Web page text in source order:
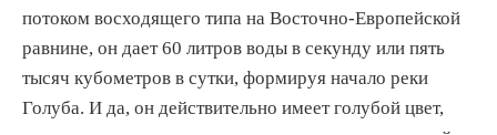
потоком восходящего типа на Восточно-Европейской
равнине, он дает 60 литров воды в секунду или пять
тысяч кубометров в сутки, формируя начало реки
Голуба. И да, он действительно имеет голубой цвет,